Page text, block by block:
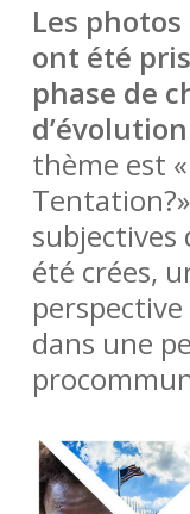
Les
ont été
phase de
thème est
été crées,
dans une